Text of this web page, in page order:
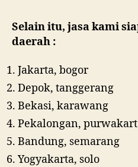
Selain itu, jasa kami
daerah :
Jakarta, bogor
Depok, tanggerang
Bekasi, karawang
Pekalongan,
Bandung, semarang
Yogyakarta, solo